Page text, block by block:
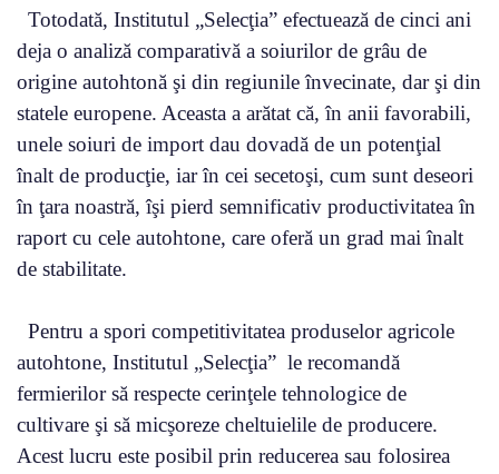
Totodată, Institutul „Selecţia” efectuează de cinci ani
deja o analiză comparativă a soiurilor de grâu de
origine autohtonă şi din regiunile învecinate, dar şi din
statele europene. Aceasta a arătat că, în anii favorabili,
unele soiuri de import dau dovadă de un potenţial
înalt de producţie, iar în cei secetoşi, cum sunt deseori
în ţara noastră, îşi pierd semnificativ productivitatea în
raport cu cele autohtone, care oferă un grad mai înalt
de stabilitate.
Pentru a spori competitivitatea produselor agricole
autohtone, Institutul „Selecţia” le recomandă
fermierilor să respecte cerinţele tehnologice de
cultivare şi să micşoreze cheltuielile de producere.
Acest lucru este posibil prin reducerea sau folosirea